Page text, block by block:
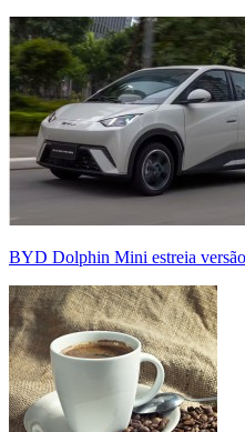
BYD Dolphin Mini estreia